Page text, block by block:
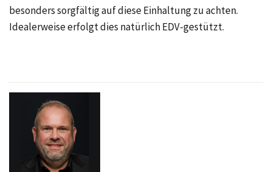
besonders sorgfältig auf diese Einhaltung zu achten.
Idealerweise erfolgt dies natürlich EDV-gestützt.